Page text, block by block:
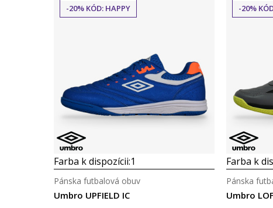
-20% KÓD: HAPPY
Farba k dispozícii:1
Umbro UPFIELD IC
Pánska futbalová obuv
-20%
Farba k
Umbro
Pánska